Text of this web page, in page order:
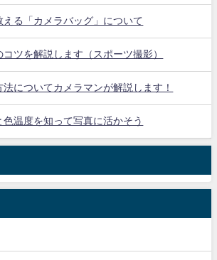
る「カメラバッグ」について
ツを解説します（スポーツ撮影）
についてカメラマンが解説します！
温度を知って写真に活かそう